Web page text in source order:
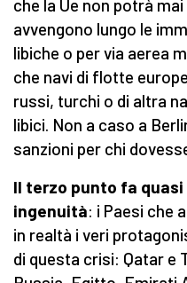
che la Ue non potrà
avvengono lungo le
libiche o per via aerea
che navi di flotte
russi, turchi o di altra
libici. Non a caso a
sanzioni per chi
Il terzo punto fa
ingenuità: i Paesi che
in realtà i veri
di questa crisi: Qatar e